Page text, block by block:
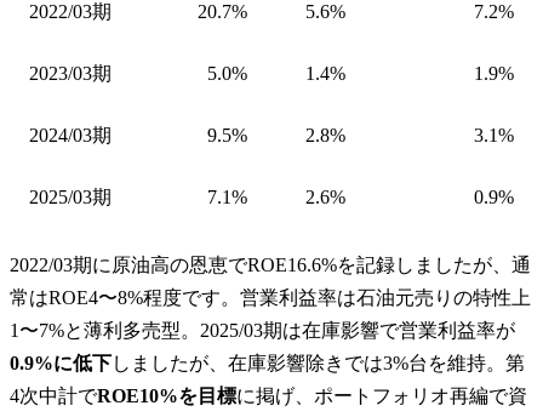
2022/03期 20.7% 5.6% 7.2%
2023/03期 5.0% 1.4% 1.9%
2024/03期 9.5% 2.8% 3.1%
2025/03期 7.1% 2.6% 0.9%
2022/03期に原油高の恩恵でROE16.6%を記録しましたが、通
常はROE4〜8%程度です。営業利益率は石油元売りの特性上
1〜7%と薄利多売型。2025/03期は在庫影響で営業利益率が
0.9%に低下しましたが、在庫影響除きでは3%台を維持。第
4次中計でROE10%を目標に掲げ、ポートフォリオ再編で資